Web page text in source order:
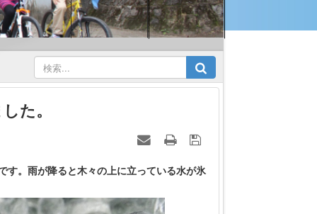
た。
。雨が降ると木々の上に立っている水が氷